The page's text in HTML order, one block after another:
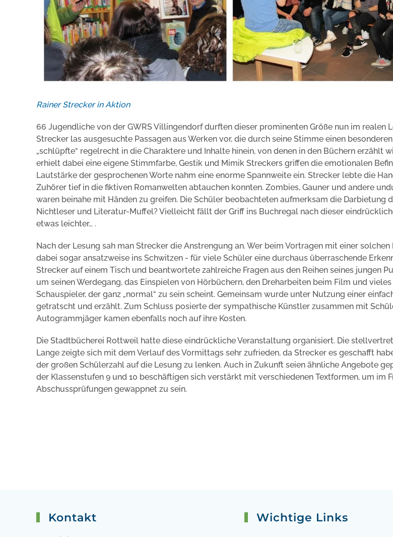
Rainer Strecker in Aktion
66 Jugendliche von der GWRS Villingendorf durften dieser prominenten Größe nun im realen
Strecker las ausgesuchte Passagen aus Werken vor, die durch seine Stimme einen
„schlüpfte“ regelrecht in die Charaktere und Inhalte hinein, von denen in den Büchern erzählt
erhielt dabei eine eigene Stimmfarbe, Gestik und Mimik Streckers griffen die emotionalen
Lautstärke der gesprochenen Worte nahm eine enorme Spannweite ein. Strecker lebte die
Zuhörer tief in die fiktiven Romanwelten abtauchen konnten. Zombies, Gauner und andere
waren beinahe mit Händen zu greifen. Die Schüler beobachteten aufmerksam die Darbietung
Nichtleser und Literatur-Muffel? Vielleicht fällt der Griff ins Buchregal nach dieser
etwas leichter… .
Nach der Lesung sah man Strecker die Anstrengung an. Wer beim Vortragen mit einer
dabei sogar ansatzweise ins Schwitzen - für viele Schüler eine durchaus überraschende
Strecker auf einem Tisch und beantwortete zahlreiche Fragen aus den Reihen seines jungen
um seinen Werdegang, das Einspielen von Hörbüchern, den Dreharbeiten beim Film und
Schauspieler, der ganz „normal“ zu sein scheint. Gemeinsam wurde unter Nutzung einer
getratscht und erzählt. Zum Schluss posierte der sympathische Künstler zusammen mit
Autogrammjäger kamen ebenfalls noch auf ihre Kosten.
Die Stadtbücherei Rottweil hatte diese eindrückliche Veranstaltung organisiert. Die
Lange zeigte sich mit dem Verlauf des Vormittags sehr zufrieden, da Strecker es geschafft
der großen Schülerzahl auf die Lesung zu lenken. Auch in Zukunft seien ähnliche Angebote
der Klassenstufen 9 und 10 beschäftigen sich verstärkt mit verschiedenen Textformen, um im
Abschussprüfungen gewappnet zu sein.
Kontakt Wichtige Links